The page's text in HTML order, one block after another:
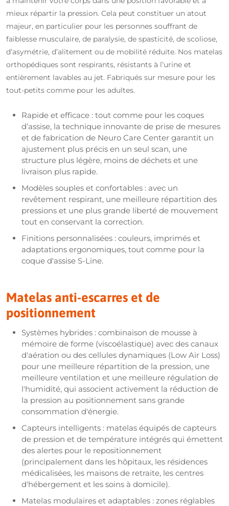
mieux répartir la pression. Cela peut constituer un atout
majeur, en particulier pour les personnes souffrant de
faiblesse musculaire, de paralysie, de spasticité, de scoliose,
d’asymétrie, d’alitement ou de mobilité réduite. Nos matelas
orthopédiques sont respirants, résistants à l’urine et
entièrement lavables au jet. Fabriqués sur mesure pour les
tout-petits comme pour les adultes.
Rapide et efficace : tout comme pour les coques
d’assise, la technique innovante de prise de mesures
et de fabrication de Neuro Care Center garantit un
ajustement plus précis en un seul scan, une
structure plus légère, moins de déchets et une
livraison plus rapide.
Modèles souples et confortables : avec un
revêtement respirant, une meilleure répartition des
pressions et une plus grande liberté de mouvement
tout en conservant la correction.
Finitions personnalisées : couleurs, imprimés et
adaptations ergonomiques, tout comme pour la
coque d'assise S-Line.
Matelas anti-escarres et de
positionnement
Systèmes hybrides : combinaison de mousse à
mémoire de forme (viscoélastique) avec des canaux
d'aération ou des cellules dynamiques (Low Air Loss)
pour une meilleure répartition de la pression, une
meilleure ventilation et une meilleure régulation de
l'humidité, qui associent activement la réduction de
la pression au positionnement sans grande
consommation d'énergie.
Capteurs intelligents : matelas équipés de capteurs
de pression et de température intégrés qui émettent
des alertes pour le repositionnement
(principalement dans les hôpitaux, les résidences
médicalisées, les maisons de retraite, les centres
d'hébergement et les soins à domicile).
Matelas modulaires et adaptables : zones réglables